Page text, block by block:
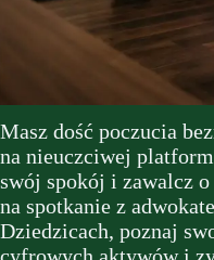
Masz dość poczucia
na nieuczciwej
swój spokój i zawalcz
na spotkanie z
Dziedzicach, poznaj